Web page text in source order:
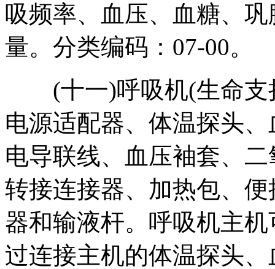
吸频率、血压、血糖、
量。分类编码：07-00。
(十一)呼吸机(生命支
电源适配器、体温探头
电导联线、血压袖套、
转接连接器、加热包、
器和输液杆。呼吸机主
过连接主机的体温探头